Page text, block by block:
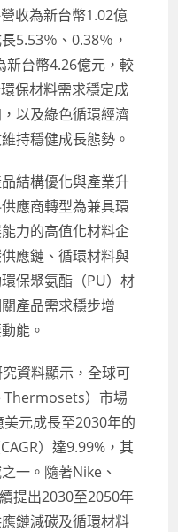
收為新台幣1.02億
5.53％、0.38％，
新台幣4.26億元，較
保材料需求穩定成
以及綠色循環經濟
持穩健成長態勢。
結構優化與產業升
應商轉型為兼具環
力的高值化材料企
應鏈、循環材料與
保聚氨酯（PU）材
產品需求穩步增
能。
資料顯示，全球可
Thermosets）市場
元成長至2030年的
）達9.99%，其
一。隨著Nike、
提出2030至2050年
鏈減碳及循環材料